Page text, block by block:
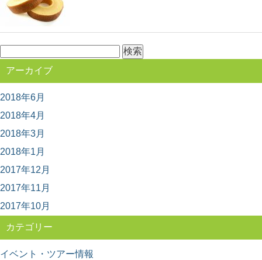
日本人なら知っておきたい日本の木材をご紹介するシリ
索:
アーカイブ
2018年6月
2018年4月
2018年3月
2018年1月
2017年12月
2017年11月
2017年10月
カテゴリー
イベント・ツアー情報